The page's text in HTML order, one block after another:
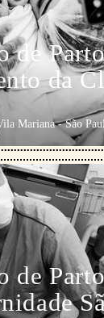
de Parto
da
Mariana - São
de